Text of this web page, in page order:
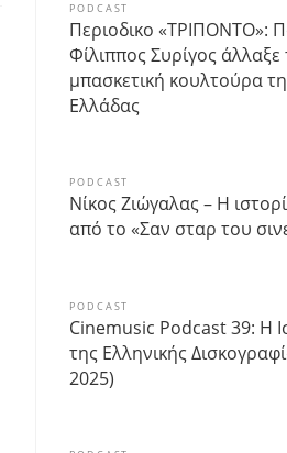
PODCAST
Περιοδικο «ΤΡΙΠΟΝΤΟ»:
Φίλιππος Συρίγος άλλαξε
μπασκετική κουλτούρα
Ελλάδας
PODCAST
Νίκος Ζιώγαλας – Η
από το «Σαν σταρ του
PODCAST
Cinemusic Podcast 39: Η
της Ελληνικής
2025)